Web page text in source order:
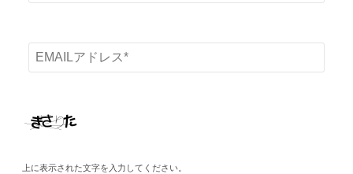
上に表示された文字を入力してください。